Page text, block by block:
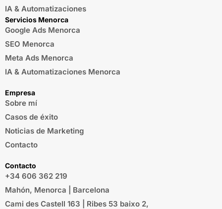
IA & Automatizaciones
Servicios Menorca
Google Ads Menorca
SEO Menorca
Meta Ads Menorca
IA & Automatizaciones Menorca
Empresa
Sobre mí
Casos de éxito
Noticias de Marketing
Contacto
Contacto
+34 606 362 219
Mahón, Menorca | Barcelona
Cami des Castell 163 | Ribes 53 baixo 2,